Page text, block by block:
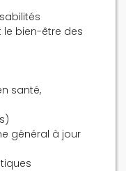
le bien-être des
santé,
général à jour